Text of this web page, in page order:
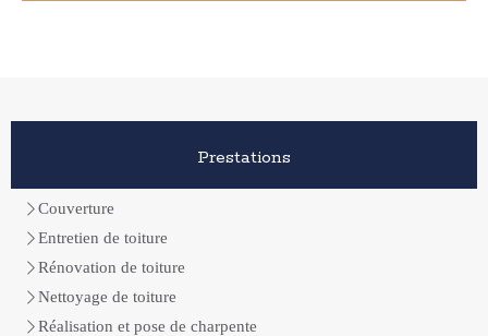
Prestations
Couverture
Entretien de toiture
Rénovation de toiture
Nettoyage de toiture
Réalisation et pose de charpente